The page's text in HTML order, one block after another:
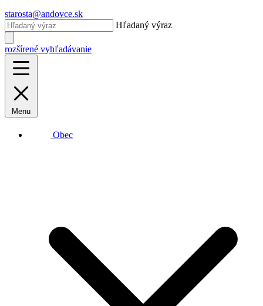
starosta@andovce.sk
Hľadaný výraz
rozšírené vyhľadávanie
Menu
Obec